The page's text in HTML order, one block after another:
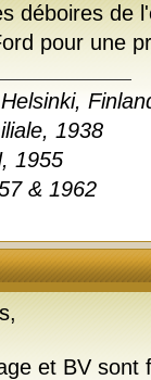
déboires de
pour une
1938
1955
& 1962
et BV sont